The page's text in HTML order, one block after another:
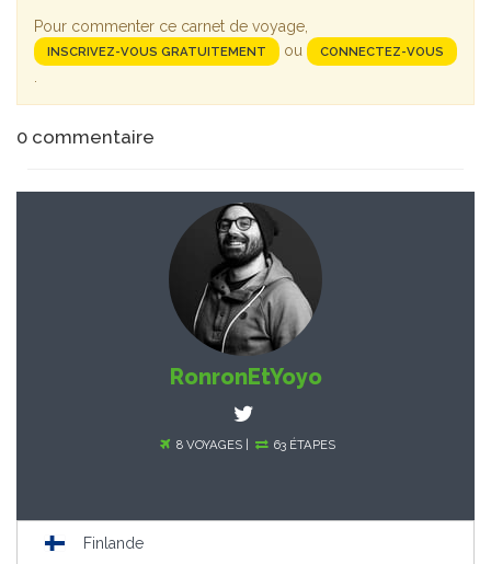
Pour commenter ce carnet de voyage,
INSCRIVEZ-VOUS GRATUITEMENT ou CONNECTEZ-VOUS
0 commentaire
RonronEtYoyo
8 VOYAGES | 63 ÉTAPES
Finlande